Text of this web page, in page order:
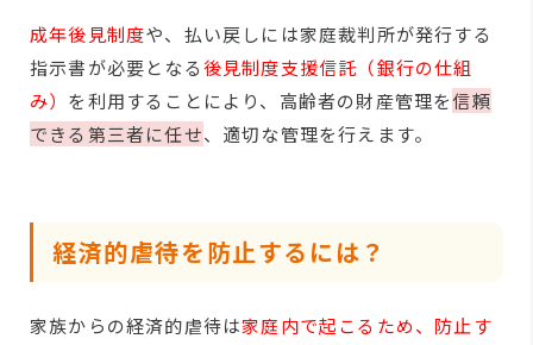
成年後見制度や、払い戻しには家庭裁判所が発行する
指示書が必要となる後見制度支援信託（銀行の仕組
み） を利用することにより、高齢者の財産管理を信頼
できる第三者に任せ、適切な管理を行えます。
経済的虐待を防止するには？
家族からの経済的虐待は家庭内で起こるため、防止す